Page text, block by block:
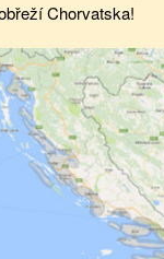
Chorvatska!